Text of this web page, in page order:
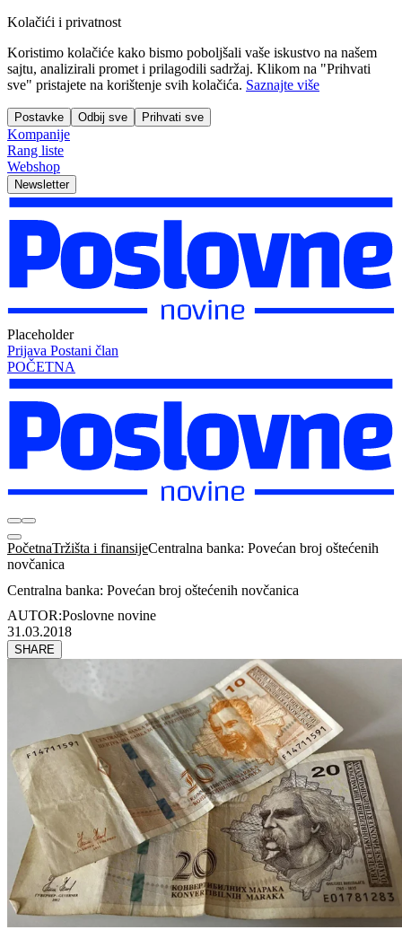
Kolačići i privatnost
Koristimo kolačiće kako bismo poboljšali vaše iskustvo na našem
sajtu, analizirali promet i prilagodili sadržaj. Klikom na "Prihvati
sve" pristajete na korištenje svih kolačića. Saznajte više
Postavke Odbij sve Prihvati sve
Kompanije
Rang liste
Webshop
Newsletter
Placeholder
Prijava Postani član
POČETNA
PočetnaTržišta i finansijeCentralna banka: Povećan broj oštećenih
novčanica
Centralna banka: Povećan broj oštećenih novčanica
AUTOR:Poslovne novine
31.03.2018
SHARE